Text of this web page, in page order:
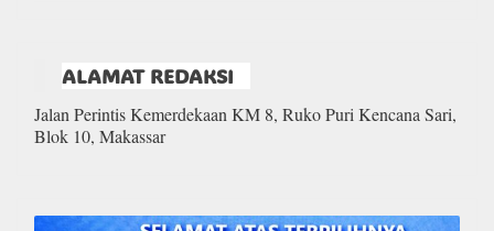
ALAMAT REDAKSI
Jalan Perintis Kemerdekaan KM 8, Ruko Puri Kencana Sari,
Blok 10, Makassar